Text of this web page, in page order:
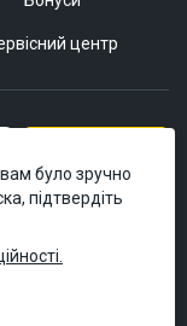
центр
було зручно
підтвердіть